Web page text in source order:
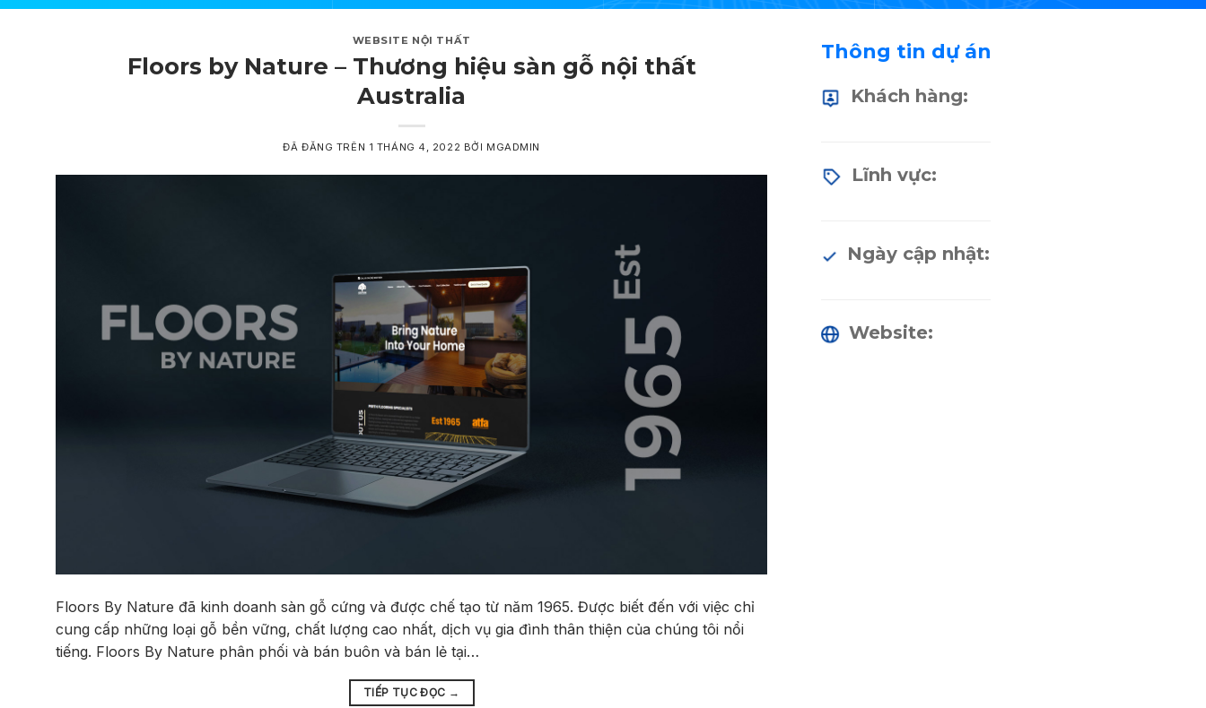
WEBSITE NỘI THẤT
Floors by Nature – Thương hiệu sàn gỗ nội thất
Australia
ĐÃ ĐĂNG TRÊN 1 THÁNG 4, 2022 BỞI MGADMIN
Floors By Nature đã kinh doanh sàn gỗ cứng và được chế tạo từ năm 1965. Được biết đến với việc chỉ
cung cấp những loại gỗ bền vững, chất lượng cao nhất, dịch vụ gia đình thân thiện của chúng tôi nổi
tiếng. Floors By Nature phân phối và bán buôn và bán lẻ tại…
TIẾP TỤC ĐỌC →
Thông tin dự án
Khách hàng:
Lĩnh vực:
Ngày cập nhật:
Website: